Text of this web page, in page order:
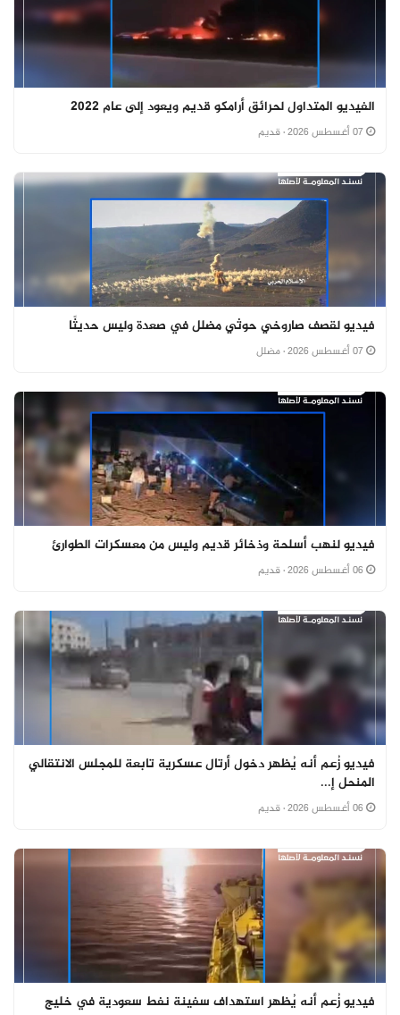
الفيديو المتداول لحرائق أرامكو قديم ويعود إلى عام 2022
· قديم
فيديو لقصف صاروخي حوثي مضلل في صعدة وليس حديثًا
· مضلل
فيديو لنهب أسلحة وذخائر قديم وليس من معسكرات الطوارئ
· قديم
فيديو زُعم أنه يُظهر دخول أرتال عسكرية تابعة للمجلس الانتقالي
المنحل إ...
· قديم
فيديو زُعم أنه يُظهر استهداف سفينة نفط سعودية في خليج